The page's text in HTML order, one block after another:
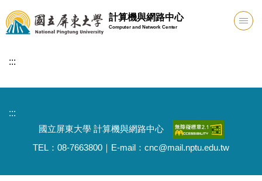
跳
到
主
內
計算機與網路中心
Computer and Network Center
:::
:::
國立屏東大學 計算機與網路中心
TEL：08-7663800｜E-mail：cnc@mail.nptu.edu.tw